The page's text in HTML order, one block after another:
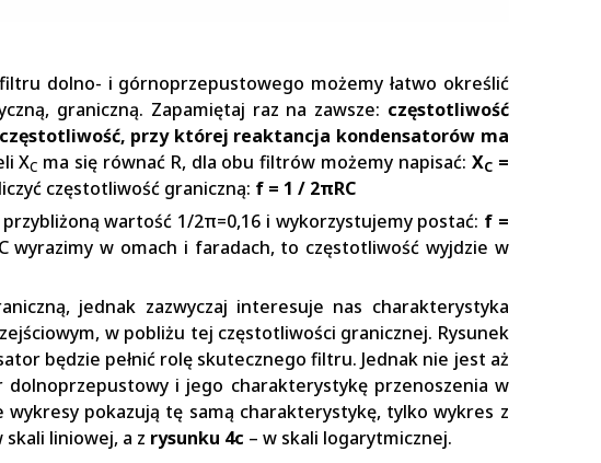
dolno- i górnoprzepustowego możemy łatwo określić
graniczną. Zapamiętaj raz na zawsze: częstotliwość
przy której reaktancja kondensatorów ma
XC ma się równać R, dla obu filtrów możemy napisać: XC=
częstotliwość graniczną: f = 1 / 2πRC
wartość 1/2π=0,16 i wykorzystujemy postać: f =
wyrazimy w omach i faradach, to częstotliwość wyjdzie w
jednak zazwyczaj interesuje nas charakterystyka
w pobliżu tej częstotliwości granicznej. Rysunek
będzie pełnić rolę skutecznego filtru. Jednak nie jest aż
i jego charakterystykę przenoszenia w
pokazują tę samą charakterystykę, tylko wykres z
liniowej, a z rysunku 4c – w skali logarytmicznej.